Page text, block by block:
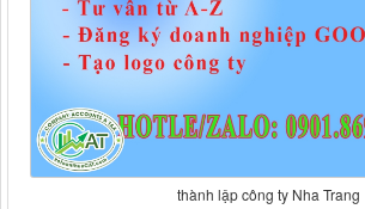
thành lập công ty Nha Trang